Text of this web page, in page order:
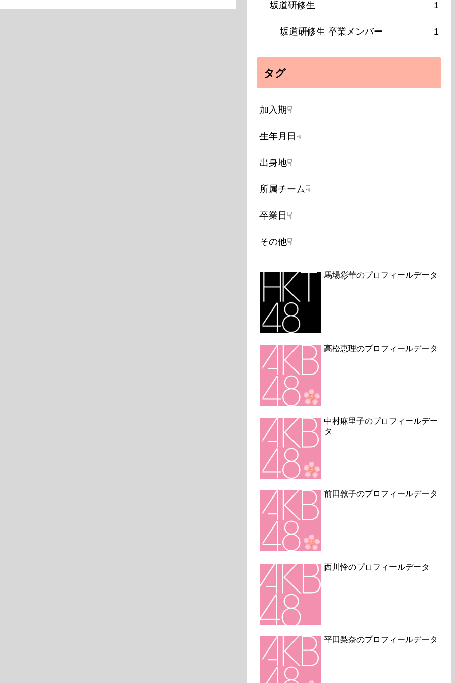
坂道研修生 1
坂道研修生 卒業メンバー 1
タグ
加入期☟
生年月日☟
出身地☟
所属チーム☟
卒業日☟
その他☟
馬場彩華のプロフィールデータ
高松恵理のプロフィールデータ
中村麻里子のプロフィールデー
タ
前田敦子のプロフィールデータ
西川怜のプロフィールデータ
平田梨奈のプロフィールデータ